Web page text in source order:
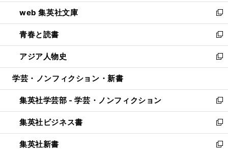
ン
ド
ウ
で
開
く
ウ
ィ
ン
ド
ウ
で
開
し
い
ウ
ィ
ン
ド
ウ
開
く
web 集英社文庫
新
し
い
ウ
ィ
ン
ウ
で
開
く
青春と読書
新
し
い
ウ
ン
ド
ウ
で
開
く
アジア人物史
新
し
ウ
ィ
ン
ド
ウ
で
学芸・ノンフィクション・新書
集英社学芸部 - 学芸・ノンフィクション
新
し
い
ウ
ィ
集英社ビジネス書
新
し
い
集英社新書
新